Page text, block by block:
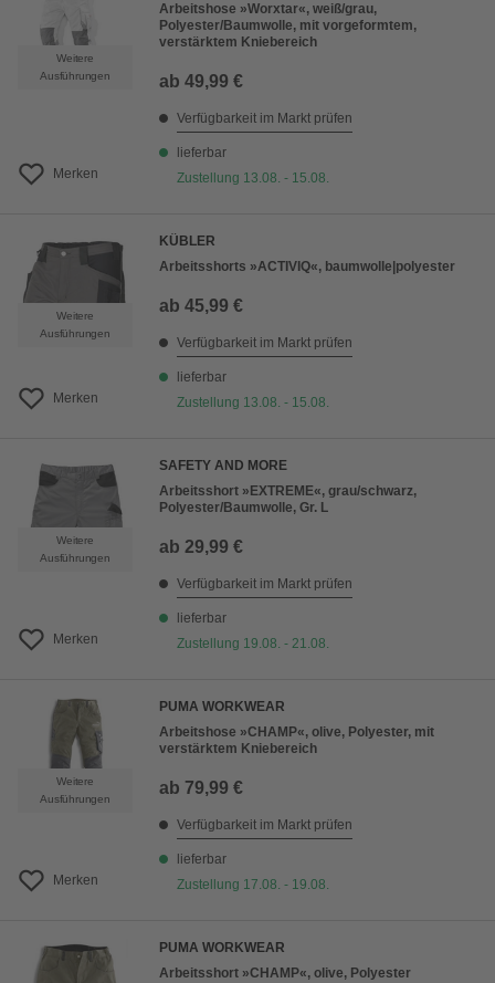
Weitere
Ausführungen
Merken
Arbeitshose »Worxtar«, weiß/grau,
Polyester/Baumwolle, mit vorgeformtem,
verstärktem Kniebereich
ab 49,99 €
Verfügbarkeit im Markt prüfen
lieferbar
Zustellung 13.08. - 15.08.
Weitere
Ausführungen
Merken
KÜBLER
Arbeitsshorts »ACTIVIQ«, baumwolle|polyester
ab 45,99 €
Verfügbarkeit im Markt prüfen
lieferbar
Zustellung 13.08. - 15.08.
Weitere
Ausführungen
Merken
SAFETY AND MORE
Arbeitsshort »EXTREME«, grau/schwarz,
Polyester/Baumwolle, Gr. L
ab 29,99 €
Verfügbarkeit im Markt prüfen
lieferbar
Zustellung 19.08. - 21.08.
Weitere
Ausführungen
Merken
PUMA WORKWEAR
Arbeitshose »CHAMP«, olive, Polyester, mit
verstärktem Kniebereich
ab 79,99 €
Verfügbarkeit im Markt prüfen
lieferbar
Zustellung 17.08. - 19.08.
PUMA WORKWEAR
Arbeitsshort »CHAMP«, olive, Polyester